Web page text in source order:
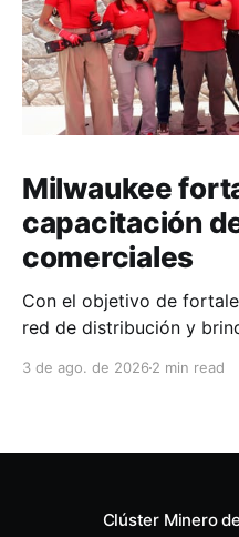
Milwaukee
capacitación
comerciales
Con el objetivo de
red de distribución y
técnico, Milwaukee llevó
3 de ago. de 2026 2 min read
Clúster Minero